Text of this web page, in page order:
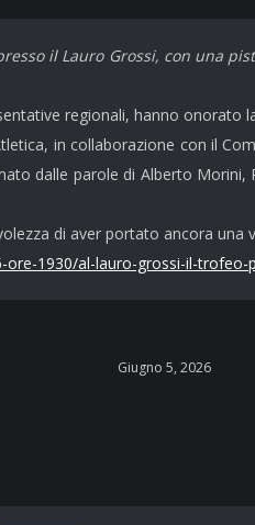
il Lauro Grossi, con una
regionali, hanno onorato
in collaborazione con il
dalle parole di Alberto
di aver portato ancora
1930/al-lauro-grossi-il-
Giugno 5, 2026